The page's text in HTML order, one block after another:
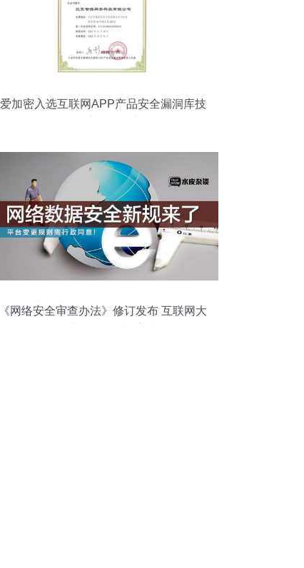
爱加密入选互联网APP产品安全漏洞库技
《网络安全审查办法》修订发布 互联网大